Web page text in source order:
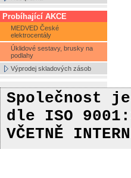
Probíhající AKCE
MEDVED České
elektrocentály
Úklidové sestavy, brusky na
podlahy
Výprodej skladových zásob
Společnost
dle ISO
VČETNĚ